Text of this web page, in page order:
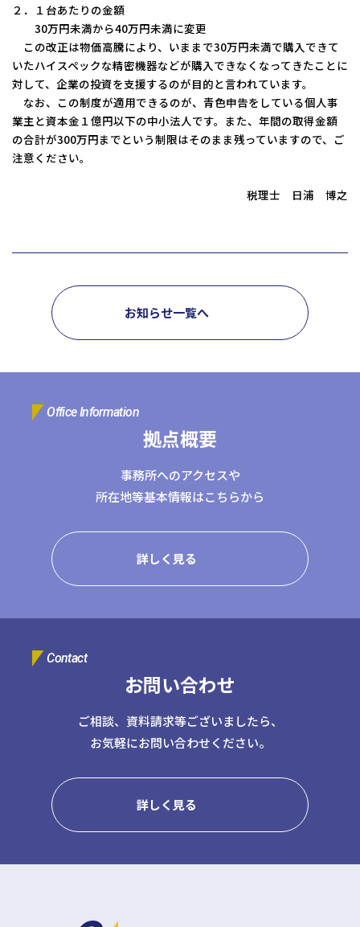
拠点一覧
東京本社東京中野本部埼玉川口本部千葉本部高崎本部
富山本部高岡本部大阪本部北大阪本部神戸三宮本部福山本部
宮崎本部
株式会社日本クレアス財産サポート
企業情報
企業理念 グループ概要
グループの強み
２．１台あたりの金額
30万円未満から40万円未満に変更
この改正は物価高騰により、いままで30万円未満で購入できて
いたハイスペックな精密機器などが購入できなくなってきたことに
対して、企業の投資を支援するのが目的と言われています。
なお、この制度が適用できるのが、青色申告をしている個人事
業主と資本金１億円以下の中小法人です。また、年間の取得金額
の合計が300万円までという制限はそのまま残っていますので、ご
注意ください。
税理士 日浦 博之
お知らせ一覧へ
Office Information
拠点概要
事務所へのアクセスや
所在地等基本情報はこちらから
詳しく見る
Contact
お問い合わせ
ご相談、資料請求等ございましたら、
お気軽にお問い合わせください。
詳しく見る